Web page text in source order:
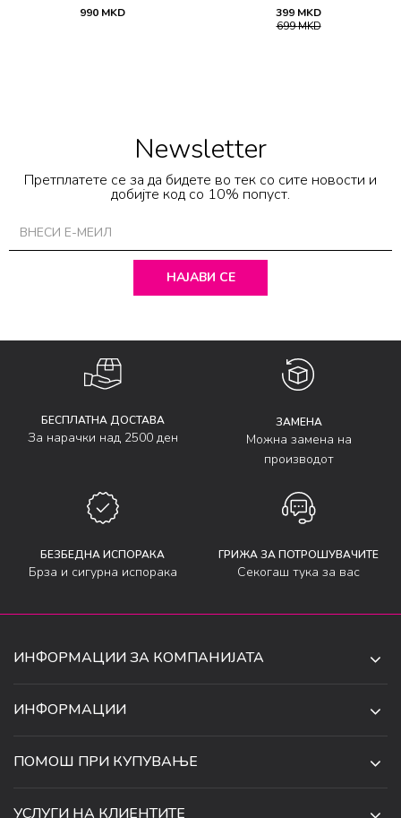
990 MKD 399 MKD
699MKD
Newsletter
Претплатете се за да бидете во тек со сите новости и
добијте код со 10% попуст.
НАЈАВИ СЕ
БЕСПЛАТНА ДОСТАВА
За нарачки над 2500 ден
ЗАМЕНА
Можна замена на
производот
БЕЗБЕДНА ИСПОРАКА
Брза и сигурна испорака
ГРИЖА ЗА ПОТРОШУВАЧИТЕ
Секогаш тука за вас
ИНФОРМАЦИИ ЗА КОМПАНИЈАТА
СКОПЈЕ, МАКЕДОНИЈА
ИНФОРМАЦИИ
СОРАБОТКИ
ПОМОШ ПРИ КУПУВАЊЕ
УСЛУГИ НА КЛИЕНТИТЕ